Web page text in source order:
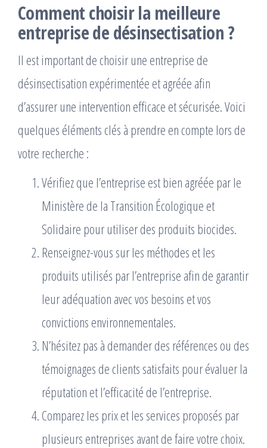
Comment choisir la meilleure
entreprise de désinsectisation ?
Il est important de choisir une entreprise de
désinsectisation expérimentée et agréée afin
d’assurer une intervention efficace et sécurisée. Voici
quelques éléments clés à prendre en compte lors de
votre recherche :
Vérifiez que l’entreprise est bien agréée par le
Ministère de la Transition Écologique et
Solidaire pour utiliser des produits biocides.
Renseignez-vous sur les méthodes et les
produits utilisés par l’entreprise afin de garantir
leur adéquation avec vos besoins et vos
convictions environnementales.
N’hésitez pas à demander des références ou des
témoignages de clients satisfaits pour évaluer la
réputation et l’efficacité de l’entreprise.
Comparez les prix et les services proposés par
plusieurs entreprises avant de faire votre choix.